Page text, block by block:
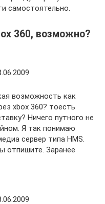
самостоятельно.
360, возможно?
возможность как
xbox 360? тоесть
Ничего путного не
Я так понимаю
сервер типа HMS.
отпишите. Заранее